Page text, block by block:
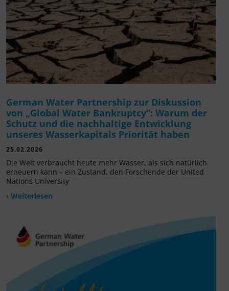
German Water Partnership zur Diskussion
von „Global Water Bankruptcy“: Warum der
Schutz und die nachhaltige Entwicklung
unseres Wasserkapitals Priorität haben
25.02.2026
Die Welt verbraucht heute mehr Wasser, als sich natürlich
erneuern kann – ein Zustand, den Forschende der United
Nations University
› Weiterlesen